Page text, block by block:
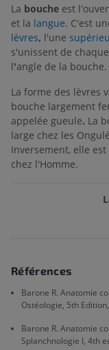
La bouche est
et la langue. C'est
lèvres, l'une
s'unissent de
l'angle de la bouche.
La forme des lèvres
bouche largement
appelée gueule. La
large chez les
Inversement, elle
chez l'Homme.
Références
Barone R. Anatomie
Ostéologie, 5th
Barone R. Anatomie
Splanchnologie I, 4th